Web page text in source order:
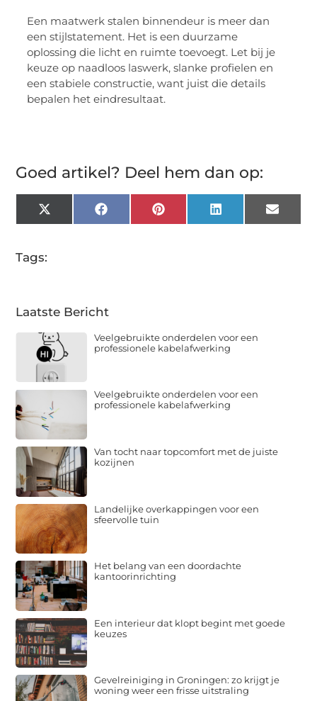
Een maatwerk stalen binnendeur is meer dan
een stijlstatement. Het is een duurzame
oplossing die licht en ruimte toevoegt. Let bij je
keuze op naadloos laswerk, slanke profielen en
een stabiele constructie, want juist die details
bepalen het eindresultaat.
Goed artikel? Deel hem dan op:
X
(Twitter)
FacebookPinterestLinkedInEmail
Tags:
Laatste Bericht
Veelgebruikte onderdelen voor een
professionele kabelafwerking
Veelgebruikte onderdelen voor een
professionele kabelafwerking
Van tocht naar topcomfort met de juiste
kozijnen
Landelijke overkappingen voor een
sfeervolle tuin
Het belang van een doordachte
kantoorinrichting
Een interieur dat klopt begint met goede
keuzes
Gevelreiniging in Groningen: zo krijgt je
woning weer een frisse uitstraling